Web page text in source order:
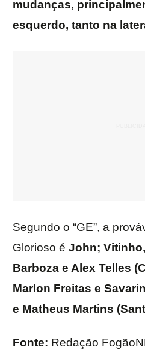
mudanças,
esquerdo, tanto na
Segundo o “GE”, a
Glorioso é John;
Barboza e Alex Telles
Marlon Freitas e
e Matheus Martins
Fonte: Redação